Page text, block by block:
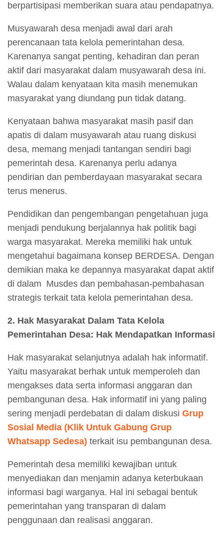
berpartisipasi memberikan suara atau pendapatnya.
Musyawarah desa menjadi awal dari arah
perencanaan tata kelola pemerintahan desa.
Karenanya sangat penting, kehadiran dan peran
aktif dari masyarakat dalam musyawarah desa ini.
Walau dalam kenyataan kita masih menemukan
masyarakat yang diundang pun tidak datang.
Kenyataan bahwa masyarakat masih pasif dan
apatis di dalam musyawarah atau ruang diskusi
desa, memang menjadi tantangan sendiri bagi
pemerintah desa. Karenanya perlu adanya
pendirian dan pemberdayaan masyarakat secara
terus menerus.
Pendidikan dan pengembangan pengetahuan juga
menjadi pendukung berjalannya hak politik bagi
warga masyarakat. Mereka memiliki hak untuk
mengetahui bagaimana konsep BERDESA. Dengan
demikian maka ke depannya masyarakat dapat aktif
di dalam Musdes dan pembahasan-pembahasan
strategis terkait tata kelola pemerintahan desa.
2. Hak Masyarakat Dalam Tata Kelola
Pemerintahan Desa: Hak Mendapatkan Informasi
Hak masyarakat selanjutnya adalah hak informatif.
Yaitu masyarakat berhak untuk memperoleh dan
mengakses data serta informasi anggaran dan
pembangunan desa. Hak informatif ini yang paling
sering menjadi perdebatan di dalam diskusi Grup
Sosial Media (Klik Untuk Gabung Grup
Whatsapp Sedesa) terkait isu pembangunan desa.
Pemerintah desa memiliki kewajiban untuk
menyediakan dan menjamin adanya keterbukaan
informasi bagi warganya. Hal ini sebagai bentuk
pemerintahan yang transparan di dalam
penggunaan dan realisasi anggaran.